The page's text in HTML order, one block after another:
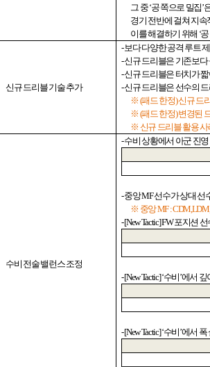
그 중‘공 쪽으로 밀집’
경기 전반에 걸쳐 지
이를 해결하기 위해 ‘공
신규드리블 기술 추가
-보다 다양한 공격 루트
-신규 드리블은 기존보
-신규 드리블은 터치가
-신규 드리블은 선수의
※ (패드 한정)신규 드
※ (패드 한정)변경된
※ 신규 드리블 활용
수비 전술 밸런스 조정
-수비 상황에서 아군 진영
-중앙MF선수가 상대 선
※ 중앙MF :
- [New Tactic] FW포지션
- [New Tactic] ‘수비’에서 깊
- [New Tactic] ‘수비’에서 폭